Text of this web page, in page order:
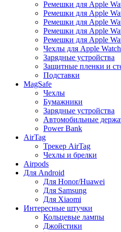
Ремешки для Apple
Ремешки для Apple
Ремешки для Apple
Ремешки для Apple
Ремешки для Apple
Чехлы для Apple Watch
Зарядные устройства
Защитные пленки и
Подставки
MagSafe
Чехлы
Бумажники
Зарядные устройства
Автомобильные
Power Bank
AirTag
Трекер AirTag
Чехлы и брелки
Airpods
Для Android
Для Honor/Huawei
Для Samsung
Для Xiaomi
Интересные штучки
Кольцевые лампы
Джойстики